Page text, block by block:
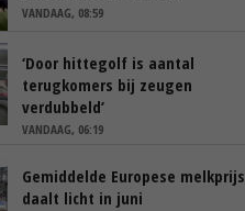
VANDAAG, 08:59
‘Door hittegolf is aantal
terugkomers bij zeugen
verdubbeld’
VANDAAG, 06:19
Gemiddelde Europese melkprijs
daalt licht in juni